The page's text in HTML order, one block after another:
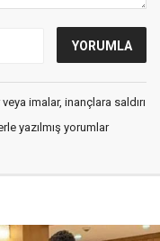
imalar, inançlara saldırı
yazılmış yorumlar